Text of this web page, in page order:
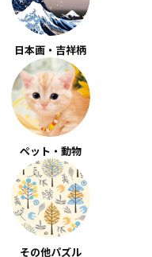
日本画・吉祥柄
ペット・動物
その他パズル